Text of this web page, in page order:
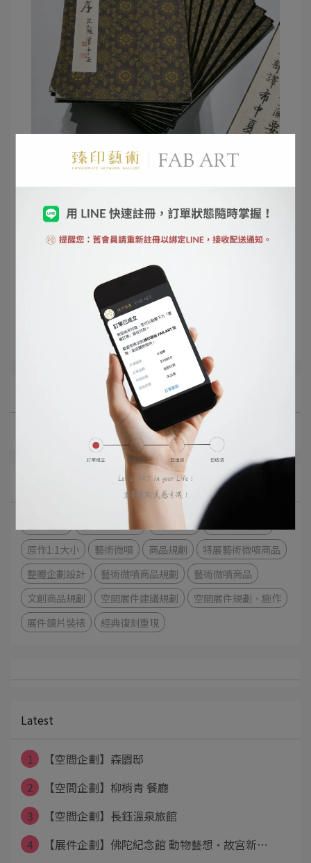
Article Collection 藝術微噴商品規劃
藝術微噴展件 展件企劃
原作1:1大小
藝術微噴 商品規劃
特展藝術微噴商品
整體企劃設計
藝術微噴商品規劃
藝術微噴商品
文創商品規劃
空間展件建議規劃
空間展件規劃、施作
展件鏡片裝裱
經典復刻重現
Latest
1
【空間企劃】森園邸
2
【空間企劃】柳梢青 餐廳
3
【空間企劃】長鈺溫泉旅館
4
【展件企劃】佛陀紀念館 動物藝想·故宮新⋯